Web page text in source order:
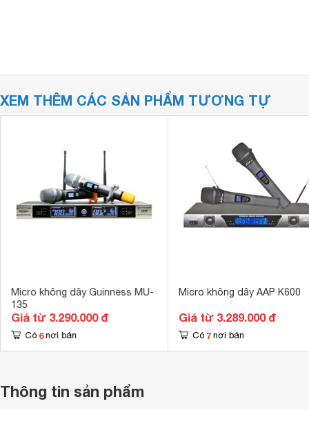
XEM THÊM CÁC SẢN PHẨM TƯƠNG TỰ
Micro không dây Guinness MU-
135
Giá từ 3.290.000 đ
Có 6 nơi bán
Micro không dây AAP K600
Giá từ 3.289.000 đ
Có 7 nơi bán
Thông tin sản phẩm